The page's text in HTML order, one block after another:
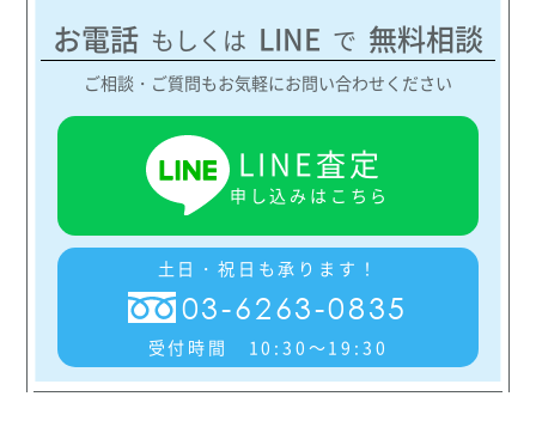
¥890,000
ブルガリ
フィオレヴァー ブレスレットダイヤモンド
¥1,000,000
ブルガリ
フィオレヴァー ブレスレットパヴェダイヤモ
ンド18Kホワイトゴールド製
ASK
お電話 もしくは LINE で 無料相談
ご相談・ご質問もお気軽にお問い合わせください
LINE査定
申し込みはこちら
土日・祝日も承ります！
03-6263-0835
受付時間 10:30～19:30